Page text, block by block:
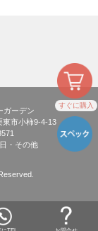
すぐに購入
ガーデン
市小柿9-4-13
・その他